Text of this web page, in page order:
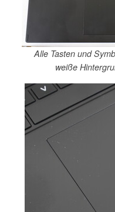
Alle Tasten und
weiße